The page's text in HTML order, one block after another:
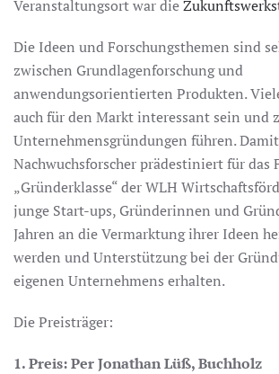
Veranstaltungsort war die
Die Ideen und Forschungsthemen sind
zwischen Grundlagenforschung und
anwendungsorientierten Produkten.
auch für den Markt interessant sein und
Unternehmensgründungen führen.
Nachwuchsforscher prädestiniert für das
„Gründerklasse“ der WLH
junge Start-ups, Gründerinnen und
Jahren an die Vermarktung ihrer Ideen
werden und Unterstützung bei der
eigenen Unternehmens erhalten.
Die Preisträger:
1. Preis: Per Jonathan Lüß, Buchholz